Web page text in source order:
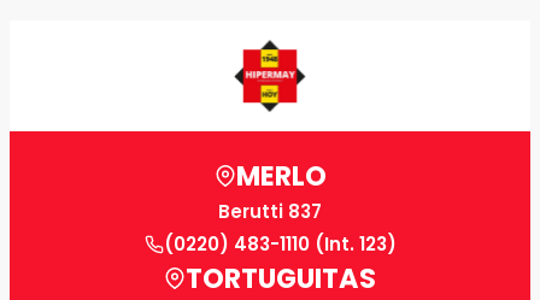
MERLO
Berutti 837
(0220) 483-1110 (Int. 123)
TORTUGUITAS